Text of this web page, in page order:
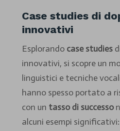
Case studies di
innovativi
Esplorando case studies
innovativi, si scopre un
linguistici e tecniche
hanno spesso portato a
con un tasso di successo
alcuni esempi significativi: